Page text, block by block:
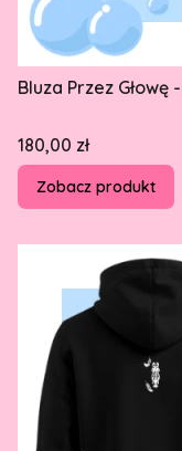
Bluza Przez Głowę
Cena
180,00 zł
Zobacz produkt